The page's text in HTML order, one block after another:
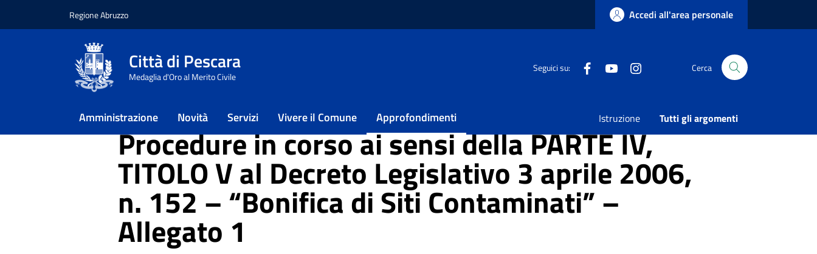
Regione Abruzzo Accedi all'area personale
Città di Pescara
Medaglia d'Oro al Merito Civile
Seguici su: FacebookYoutube Cerca
Amministrazione Novità Servizi Vivere il Comune Approfondimenti Istruzione Tutti gli argomenti
Home / Approfondimenti /
Inquinamento – Bonifica siti contaminati
Allegato 1
Procedure in corso ai sensi della PARTE IV,
TITOLO V al Decreto Legislativo 3 aprile 2006,
n. 152 – “Bonifica di Siti Contaminati” –
Allegato 1